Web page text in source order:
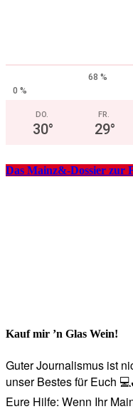
68 %
0 %
DO.
30°
FR.
29°
Das Mainz&-Dossier zur
Kauf mir ’n Glas Wein!
Guter Journalismus ist
unser Bestes für Euch
Eure Hilfe: Wenn Ihr